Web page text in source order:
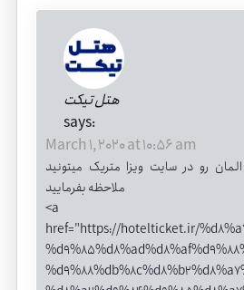
هتل تیکت
says:
March 1, 2020 at 10:56 am
رو در سایت ویزا متریک میتونید
ملاحظه بفرمایید
<a
href="https://hotelticket.ir/